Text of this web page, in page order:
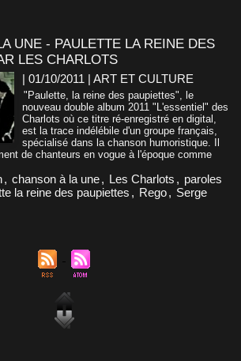
UNE - PAULETTE LA REINE DES
LES CHARLOTS
| 01/10/2011 | ART ET CULTURE
"Paulette, la reine des paupiettes", le
nouveau double album 2011 "L'essentiel" des
Charlots où ce titre ré-enregistré en digital,
est la trace indélébile d'un groupe français,
spécialisé dans la chanson humoristique. Il
de chanteurs en vogue à l'époque comme
, chanson à la une, Les Charlots , paroles
la reine des paupiettes , Rego, Serge